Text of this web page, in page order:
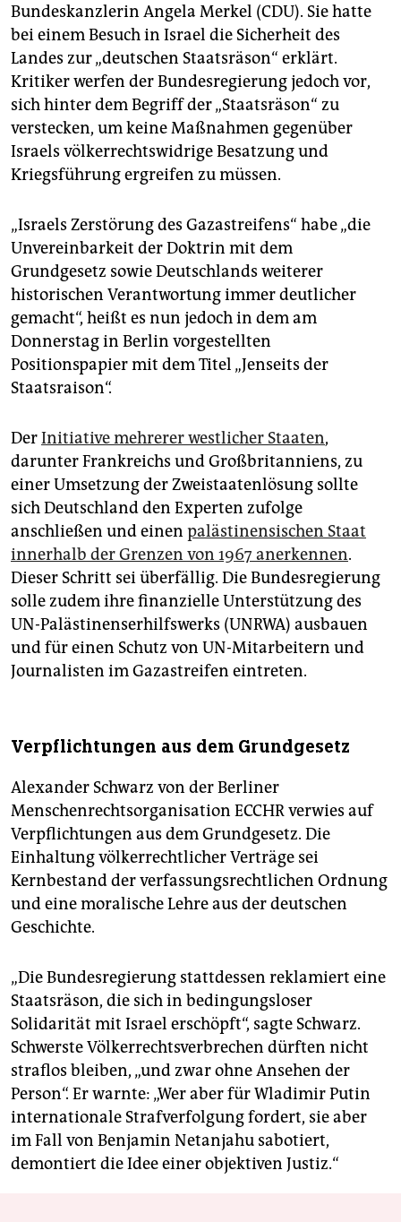
Bundeskanzlerin Angela Merkel (CDU). Sie hatte
bei einem Besuch in Israel die Sicherheit des
Landes zur „deutschen Staatsräson“ erklärt.
Kritiker werfen der Bundesregierung jedoch vor,
sich hinter dem Begriff der „Staatsräson“ zu
verstecken, um keine Maßnahmen gegenüber
Israels völkerrechtswidrige Besatzung und
Kriegsführung ergreifen zu müssen.
„Israels Zerstörung des Gazastreifens“ habe „die
Unvereinbarkeit der Doktrin mit dem
Grundgesetz sowie Deutschlands weiterer
historischen Verantwortung immer deutlicher
gemacht“, heißt es nun jedoch in dem am
Donnerstag in Berlin vorgestellten
Positionspapier mit dem Titel „Jenseits der
Staatsraison“.
DerInitiative mehrerer westlicher Staaten,
darunter Frankreichs und Großbritanniens, zu
einer Umsetzung der Zweistaatenlösung sollte
sich Deutschland den Experten zufolge
anschließen und einen palästinensischen Staat
innerhalb der Grenzen von 1967 anerkennen.
Dieser Schritt sei überfällig. Die Bundesregierung
solle zudem ihre finanzielle Unterstützung des
UN-Palästinenserhilfswerks (UNRWA) ausbauen
und für einen Schutz von UN-Mitarbeitern und
Journalisten im Gazastreifen eintreten.
Verpflichtungen aus dem Grundgesetz
Alexander Schwarz von der Berliner
Menschenrechtsorganisation ECCHR verwies auf
Verpflichtungen aus dem Grundgesetz. Die
Einhaltung völkerrechtlicher Verträge sei
Kernbestand der verfassungsrechtlichen Ordnung
und eine moralische Lehre aus der deutschen
Geschichte.
„Die Bundesregierung stattdessen reklamiert eine
Staatsräson, die sich in bedingungsloser
Solidarität mit Israel erschöpft“, sagte Schwarz.
Schwerste Völkerrechtsverbrechen dürften nicht
straflos bleiben, „und zwar ohne Ansehen der
Person“. Er warnte: „Wer aber für Wladimir Putin
internationale Strafverfolgung fordert, sie aber
im Fall von Benjamin Netanjahu sabotiert,
demontiert die Idee einer objektiven Justiz.“